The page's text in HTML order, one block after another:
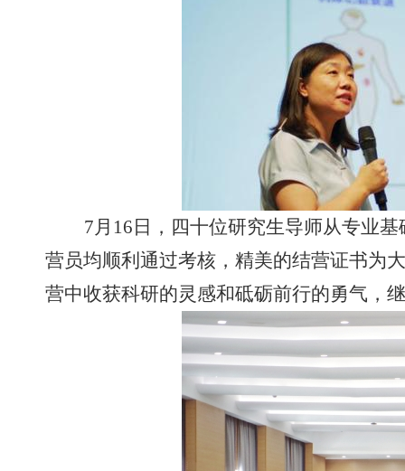
7月 16 日，四十位研究生导师从专业
营员均顺利通过考核，精美的结营证书为
营中收获科研的灵感和砥砺前行的勇气，